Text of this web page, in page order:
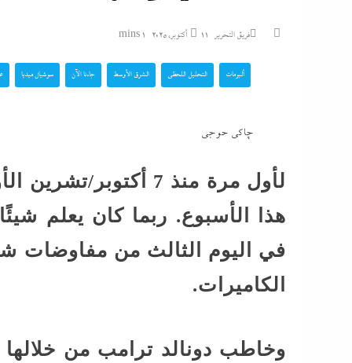
محمد شاهين يسطر
رسائل الناجحين في
الفلسطينية...
جلال نصار يسطر:
فريق التحرير 11 أكتوبر، 2025 1 mins
ألبومات التحليل اللحظي الشرق الأوسط جاءنا الآن سوشيال ميديا
چاكى حوجى
لأول مرة منذ 7
هذا الأسبوع. ربما كان يعلم
في اليوم الثالث من مفاوضات
الكاميرات.
وخاطب دونالد ترامب من